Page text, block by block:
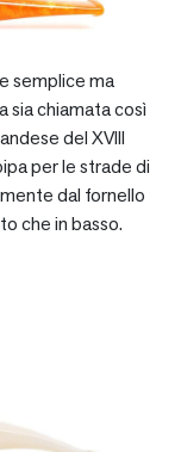
semplice ma
sia chiamata così
del XVIII
per le strade di
dal fornello
che in basso.